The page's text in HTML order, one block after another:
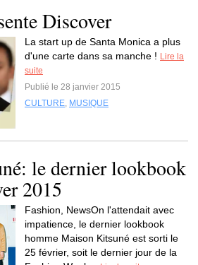
Discover
La start up de Santa Monica a plus
d'une carte dans sa manche ! Lire la
suite
Publié le 28 janvier 2015
CULTURE, MUSIQUE
le dernier lookbook
2015
Fashion, NewsOn l'attendait avec
impatience, le dernier lookbook
homme Maison Kitsuné est sorti le
25 février, soit le dernier jour de la